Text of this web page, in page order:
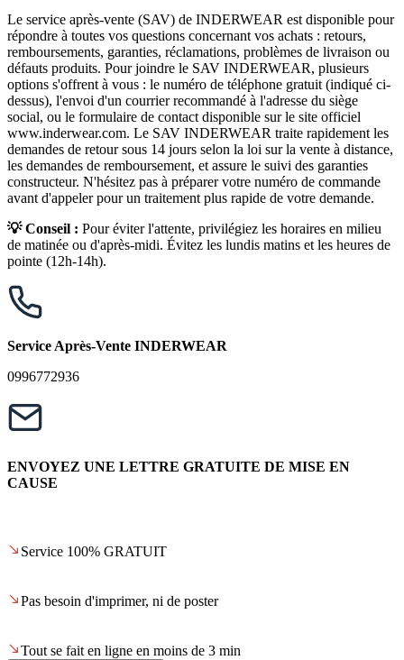
Le service après-vente (SAV) de INDERWEAR est disponible pour
répondre à toutes vos questions concernant vos achats : retours,
remboursements, garanties, réclamations, problèmes de livraison ou
défauts produits. Pour joindre le SAV INDERWEAR, plusieurs
options s'offrent à vous : le numéro de téléphone gratuit (indiqué ci-
dessus), l'envoi d'un courrier recommandé à l'adresse du siège
social, ou le formulaire de contact disponible sur le site officiel
www.inderwear.com. Le SAV INDERWEAR traite rapidement les
demandes de retour sous 14 jours selon la loi sur la vente à distance,
les demandes de remboursement, et assure le suivi des garanties
constructeur. N'hésitez pas à préparer votre numéro de commande
avant d'appeler pour un traitement plus rapide de votre demande.
💡 Conseil : Pour éviter l'attente, privilégiez les horaires en milieu
de matinée ou d'après-midi. Évitez les lundis matins et les heures de
pointe (12h-14h).
Service Après-Vente INDERWEAR
0996772936
ENVOYEZ UNE LETTRE GRATUITE DE MISE EN
CAUSE
Service 100% GRATUIT
Pas besoin d'imprimer, ni de poster
Tout se fait en ligne en moins de 3 min